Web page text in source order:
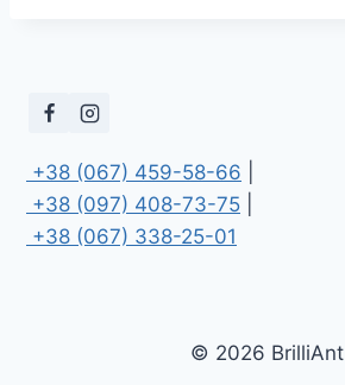
+38 (067) 459-58-66
+38 (097) 408-73-75
+38 (067) 338-25-01
© 2026 BrilliAnt